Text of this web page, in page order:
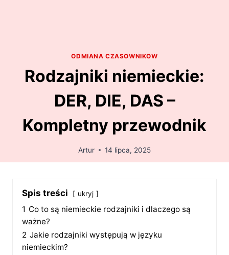
ODMIANA CZASOWNIKOW
Rodzajniki niemieckie:
DER, DIE, DAS –
Kompletny przewodnik
Artur 14 lipca, 2025
Spis treści ukryj
1 Co to są niemieckie rodzajniki i dlaczego są
ważne?
2 Jakie rodzajniki występują w języku
niemieckim?